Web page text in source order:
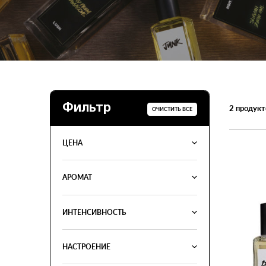
Фильтр
ЦЕНА
АРОМАТ
ИНТЕНСИВНОСТЬ
НАСТРОЕНИЕ
ОЧИСТИТЬ ВСЕ 2